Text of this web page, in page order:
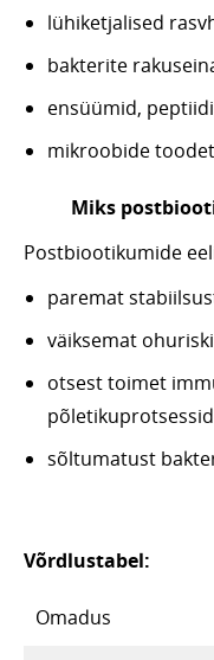
lühiketjalised
bakterite
ensüümid,
mikroobide
Miks
Postbiootikumide
paremat
väiksemat
otsest toimet
sõltumatust
Võrdlustabel:
Omadus